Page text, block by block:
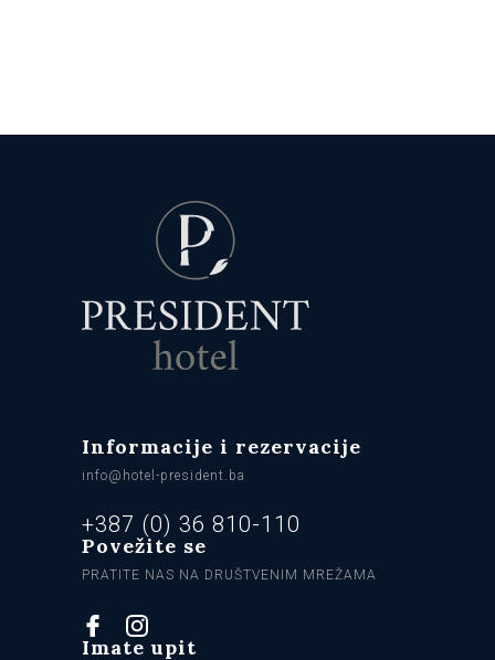
Informacije i rezervacije
info@hotel-president.ba
+387 (0) 36 810-110
Povežite se
PRATITE NAS NA DRUŠTVENIM MREŽAMA
Imate upit